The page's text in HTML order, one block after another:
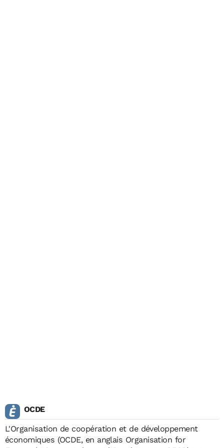
OCDE
L'Organisation de coopération et de développement
économiques (OCDE, en anglais Organisation for